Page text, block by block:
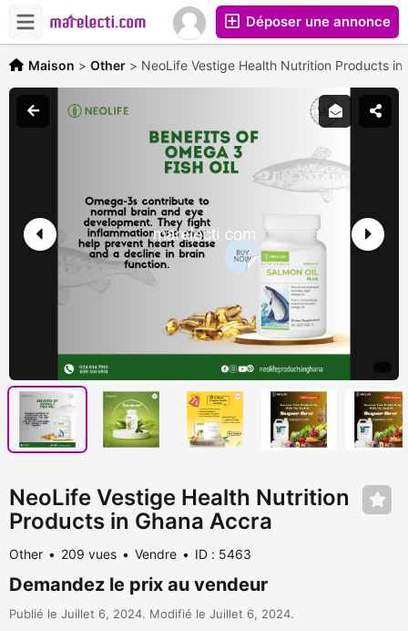
Déposer une annonce
Maison > Other > NeoLife Vestige Health Nutrition Products
NeoLife Vestige Health Nutrition
Products in Ghana Accra
Other 209 vues Vendre ID : 5463
Demandez le prix au vendeur
Publié le Juillet 6, 2024. Modifié le Juillet 6, 2024.